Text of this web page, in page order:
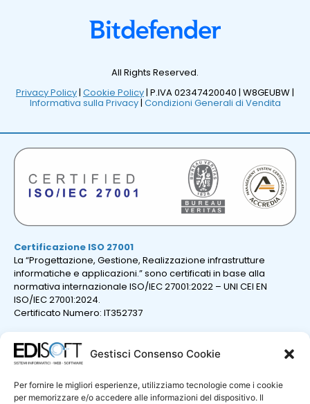
Gestisci Consenso Cookie
Per fornire le migliori esperienze, utilizziamo tecnologie come i cookie
per memorizzare e/o accedere alle informazioni del dispositivo. Il
All Rights Reserved.
Privacy Policy| Cookie Policy| P.IVA 02347420040 | W8GEUBW |
Informativa sulla Privacy| Condizioni Generali di Vendita
Certificazione ISO 27001
La “Progettazione, Gestione, Realizzazione infrastrutture
informatiche e applicazioni.” sono certificati in base alla
normativa internazionale ISO/IEC 27001:2022 – UNI CEI EN
ISO/IEC 27001:2024.
Certificato Numero: IT352737